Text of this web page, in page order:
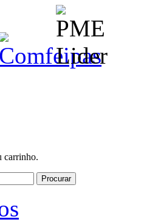
carrinho.
Procurar